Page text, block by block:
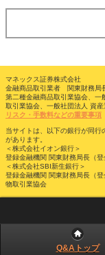
マネックス証券株式会社
金融商品取引業者 関東財務局
第二種金融商品取引業協会、一
取引業協会、一般社団法人 資
リスク・手数料などの重要事項
当サイトは、以下の銀行が同行
があります。
＜株式会社イオン銀行＞
登録金融機関 関東財務局長（
＜株式会社SBI新生銀行＞
登録金融機関 関東財務局長（
物取引業協会
Q&Aトップ